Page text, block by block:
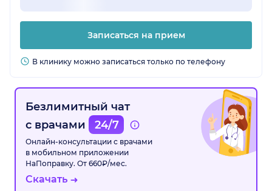
Записаться на прием
В клинику можно записаться только по телефону
Безлимитный чат
с врачами
24/7
Онлайн-консультации с врачами
в мобильном приложении
НаПоправку. От 660₽/мес.
Скачать